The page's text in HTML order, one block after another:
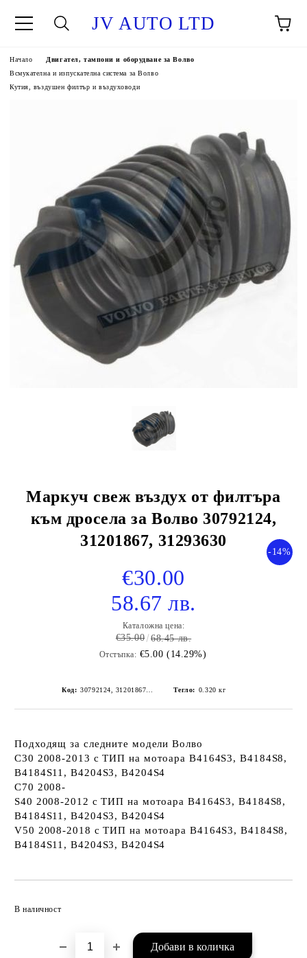
JV AUTO LTD
Начало
Двигател, тампони и оборудване за Волво
Всмукателна и изпускателна система за Волво
Кутия, въздушен филтър и въздуховоди
Маркуч свеж въздух от филтъра
към дросела за Волво 30792124,
31201867, 31293630
-14%
€30.00
58.67 лв.
Каталожна цена:
€35.00 68.45 лв.
Отстъпка: €5.00 (14.29%)
Код: Тегло: 0.320 кг
Подходящ за следните модели Волво
C30 2008-2013 с ТИП на мотоара B4164S3, B4184S8,
B4184S11, B4204S3, B4204S4
C70 2008-
S40 2008-2012 с ТИП на мотоара B4164S3, B4184S8,
B4184S11, B4204S3, B4204S4
V50 2008-2018 с ТИП на мотоара B4164S3, B4184S8,
B4184S11, B4204S3, B4204S4
В наличност